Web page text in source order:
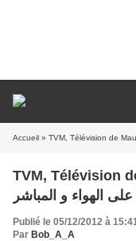
Accueil
TVM, Télévision
على الهواء و المباشر
Publié le 05/12/2012 à
Par Bob_A_A